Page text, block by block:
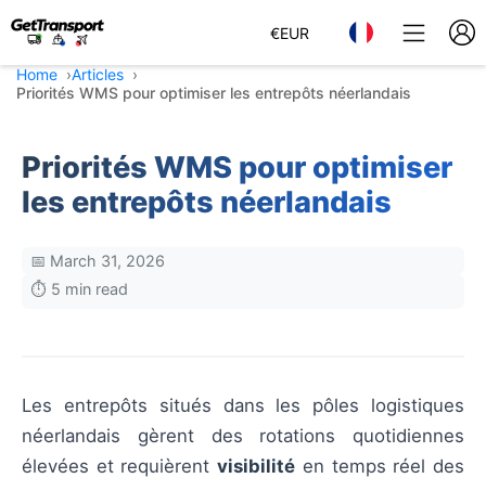
€EUR
Home
Articles
Priorités WMS pour optimiser les entrepôts néerlandais
Priorités WMS pour optimiser
les entrepôts néerlandais
📅 March 31, 2026
⏱️ 5 min read
Les entrepôts situés dans les pôles logistiques
néerlandais gèrent des rotations quotidiennes
élevées et requièrentvisibilité en temps réel des